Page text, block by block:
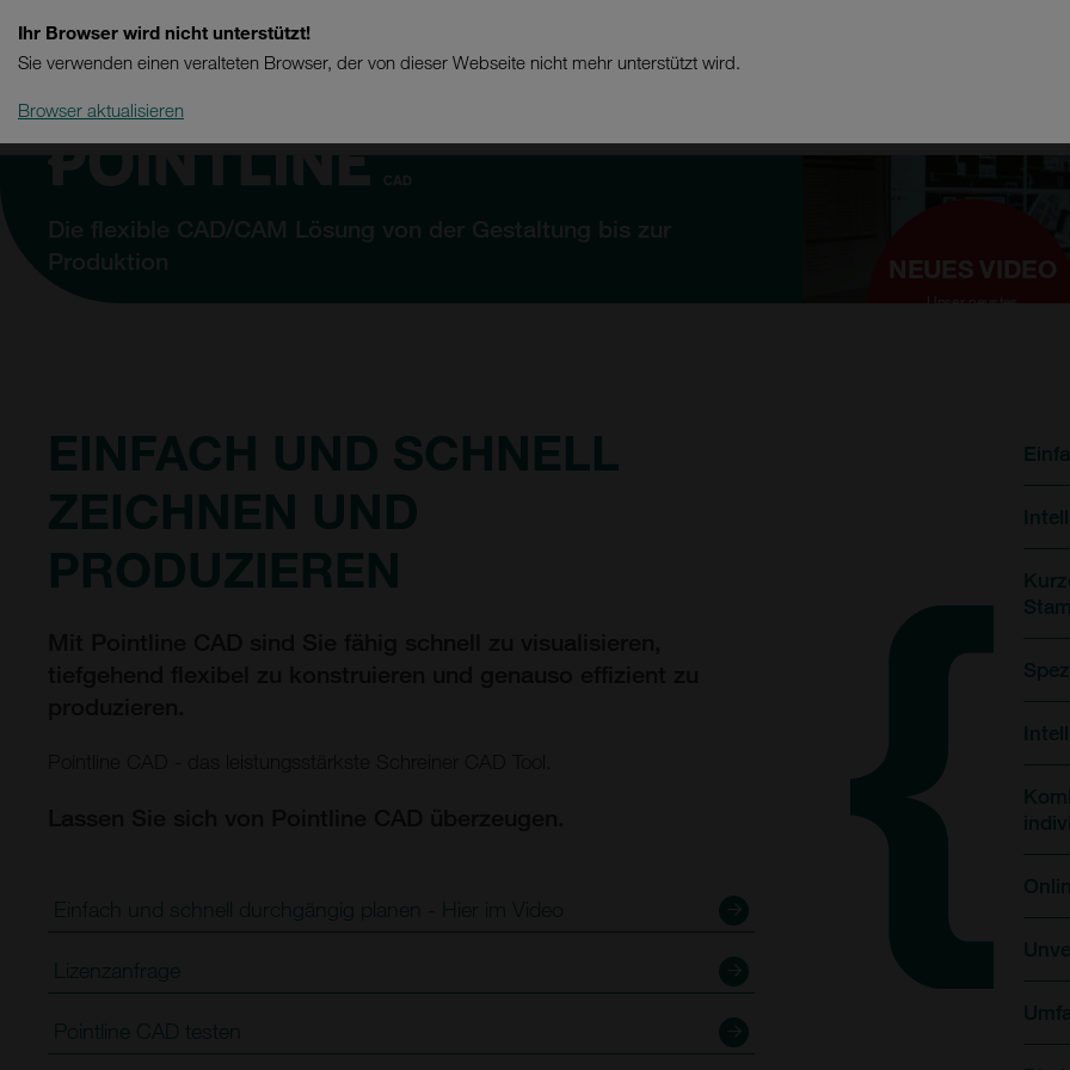
Die flexible CAD/CAM Lösung von der Gestaltung bis zur
Produktion
EINFACH UND SCHNELL
ZEICHNEN UND
PRODUZIEREN
Einfach und schnell durchgängig planen - Hier im Video
Lizenzanfrage
Pointline CAD testen
Ihr Browser wird nicht unterstützt!
Sie verwenden einen veralteten Browser, der von dieser Webseite nicht mehr unterstützt wird.
Browser aktualisieren